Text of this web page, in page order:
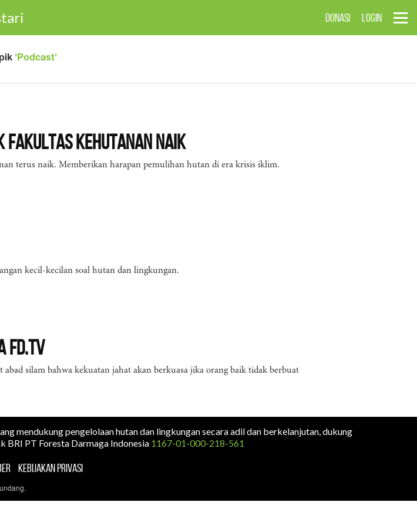
DONASI LOGIN
'Podcast'
Fakultas Kehutanan Naik
terus naik. Memberikan harapan pemulihan hutan di era krisis iklim.
kecil-kecilan soal hutan dan lingkungan.
silam bahwa kekuatan jahat akan berkuasa jika orang baik tidak berbuat
mendukung pengelolaan hutan dan lingkungan secara adil dan berkelanjutan, dukung
BRI PT Foresta Darmaga Indonesia 1167-01-000-218-561
KEBIJAKAN PRIVASI